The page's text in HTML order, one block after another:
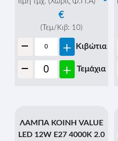
€
(Τεμ/Κιβ: 10)
- + Κιβώτια
- + Τεμάχια
ΛΑΜΠΑ ΚΟΙΝΗ VALUE
LED 12W Ε27 4000K 2.0